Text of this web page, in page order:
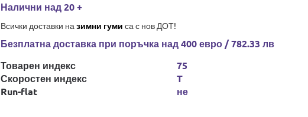
Налични над 20 +
Всички доставки на зимни гуми са с нов ДОТ!
Безплатна доставка при поръчка над 400 евро / 782.33 лв
Товарен индекс
Скоростен индекс
Run-flat
75
T
не